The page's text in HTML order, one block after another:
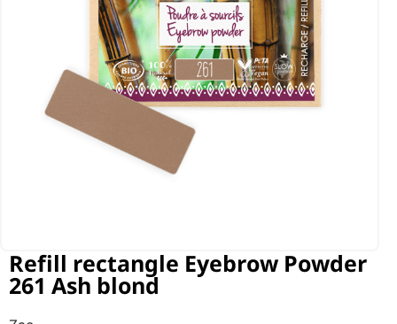
Refill rectangle Eyebrow Powder
261 Ash blond